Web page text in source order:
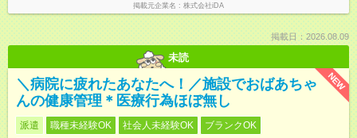
掲載元企業名 株式会社iDA
掲載日：2026.08.09
未読
NEW
＼病院に疲れたあなたへ！／施設でおばあちゃ
んの健康管理＊医療行為ほぼ無し
派遣 職種未経験OK 社会人未経験OK
ブランクOK